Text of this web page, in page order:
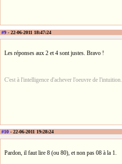
#9 - 22-06-2011 18:47:24
Les réponses aux 2 et 4 sont justes. Bravo !
C'est à l'intelligence d'achever l'oeuvre de l'intuition.
#10 - 22-06-2011 19:28:24
Pardon, il faut lire 8 (ou 80), et non pas 08 à la 1.